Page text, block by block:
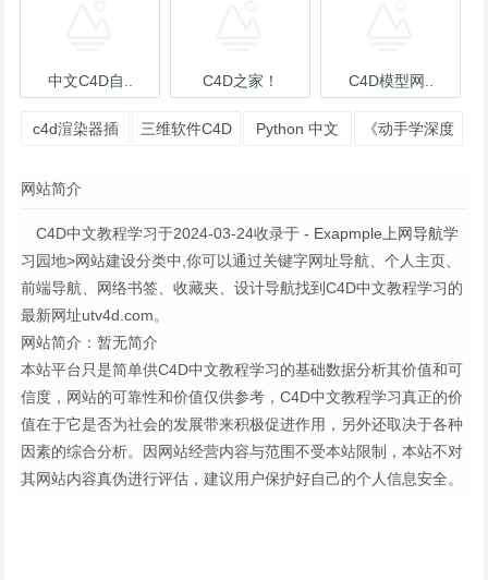
中文C4D自.. C4D之家！ C4D模型网..
c4d渲染器插
菜鸟C4D
三维软件C4D
Python 中文
《动手学深度
运行
网站简介
C4D中文教程学习于2024-03-24收录于 - Exapmple上网导航学
习园地>网站建设分类中,你可以通过关键字网址导航、个人主页、
前端导航、网络书签、收藏夹、设计导航找到C4D中文教程学习的
最新网址utv4d.com。
网站简介：暂无简介
本站平台只是简单供C4D中文教程学习的基础数据分析其价值和可
信度，网站的可靠性和价值仅供参考，C4D中文教程学习真正的价
值在于它是否为社会的发展带来积极促进作用，另外还取决于各种
因素的综合分析。因网站经营内容与范围不受本站限制，本站不对
其网站内容真伪进行评估，建议用户保护好自己的个人信息安全。